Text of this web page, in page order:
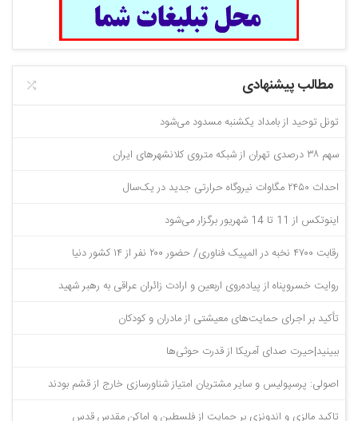
مطالب پیشنهادی
تونل توحید از بامداد یکشنبه مسدود می‌شود
سهم ۳۸ درصدی تهران از شبکه متروی کلانشهرهای ایران
احداث ۲۴۵۰ مگاوات نیروگاه حرارتی جدید در یک‌سال
اینوتکس از 11 تا 14 شهریور برگزار می‌شود
رقابت ۴۷۰۰ نخبه در المپیک فناوری/ حضور ۲۰۰ نفر از ۱۴ کشور دنیا
روایت خسروپناه از پیاده‌روی اربعین و ارادت زائران عراقی به رهبر شهید
تأکید بر اجرای حمایت‌های معیشتی از مادران و کودکان
ببینید|حیرت صدای آمریکا از قدرت حوثی‌ها
اصولی: پرسپولیس و سایر مشتریان امتیاز شناورسازی خارج از قشم بودند
تاکید مالزی و اندونزی بر حمایت از فلسطین و اماکن مقدس قدس